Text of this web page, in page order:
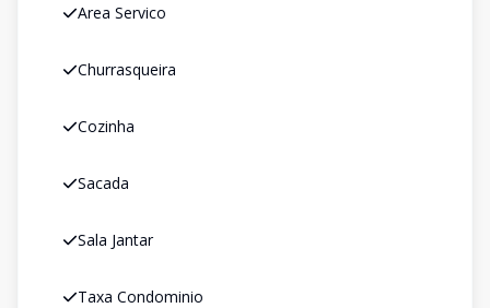
Area Servico
Churrasqueira
Cozinha
Sacada
Sala Jantar
Taxa Condominio